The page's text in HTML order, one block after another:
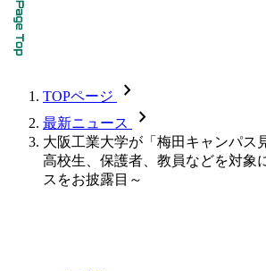
TOPページ chevron_forward
最新ニュース chevron_forward
大阪工業大学が「梅田キャンパ
高校生、保護者、教員などを対象
スをお披露目～